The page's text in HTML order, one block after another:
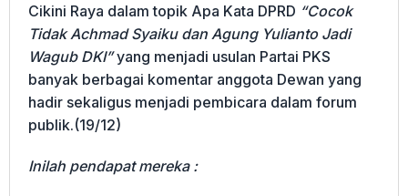
Cikini Raya dalam topik Apa Kata DPRD “Cocok
Tidak Achmad Syaiku dan Agung Yulianto Jadi
Wagub DKI”yang menjadi usulan Partai PKS
banyak berbagai komentar anggota Dewan yang
hadir sekaligus menjadi pembicara dalam forum
publik.(19/12)
Inilah pendapat mereka :